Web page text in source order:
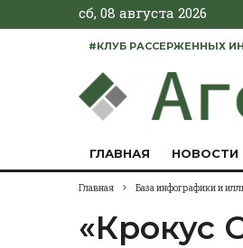
сб, 08 августа 2026
#КЛУБ РАССЕРЖЕННЫХ
ГЛАВНАЯ НОВОСТИ
Главная База инфографики и
«Крокус